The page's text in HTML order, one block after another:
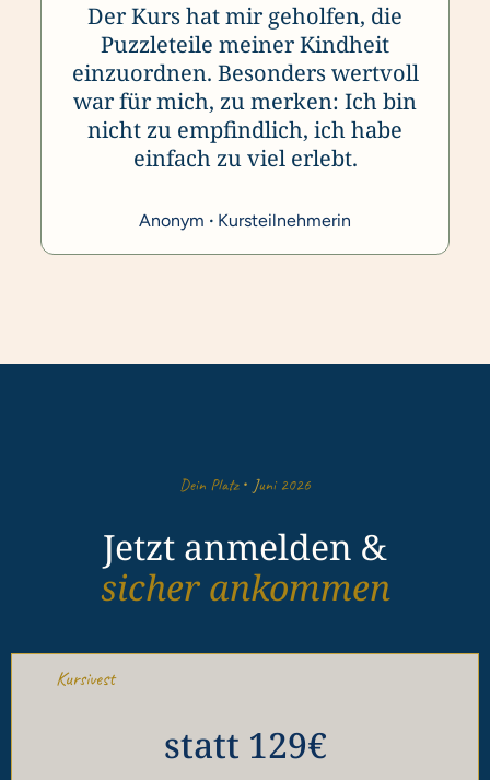
Der Kurs hat mir geholfen, die
Puzzleteile meiner Kindheit
einzuordnen. Besonders wertvoll
war für mich, zu merken: Ich bin
nicht zu empfindlich, ich habe
einfach zu viel erlebt.
Anonym · Kursteilnehmerin
Dein Platz · Juni 2026
Jetzt anmelden &
sicher ankommen
Kursivest
statt 129€